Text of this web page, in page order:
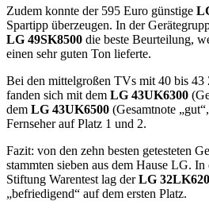
Zudem konnte der 595 Euro günstige
Spartipp überzeugen. In der
LG 49SK8500 die beste Beurteilung,
einen sehr guten Ton lieferte.
Bei den mittelgroßen TVs mit 40 bis
fanden sich mit dem LG 43UK6300
dem LG 43UK6500 (Gesamtnote
Fernseher auf Platz 1 und 2.
Fazit: von den zehn besten getesteten
stammten sieben aus dem Hause LG.
Stiftung Warentest lag derLG
„befriedigend“ auf dem ersten Platz.